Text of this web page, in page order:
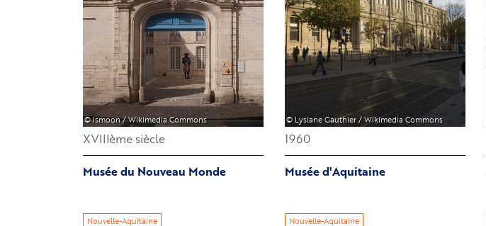
© Ismoon / Wikimedia Commons
XVIIIème siècle
Musée du Nouveau Monde
Nouvelle-Aquitaine
© Lysiane Gauthier / Wikimedia Commons
1960
Musée d'Aquitaine
Nouvelle-Aquitaine